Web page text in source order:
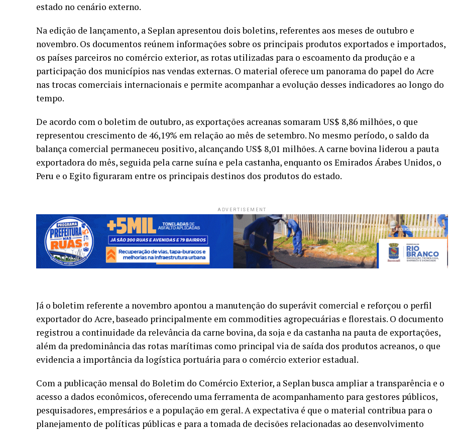
estado no cenário externo.
Na edição de lançamento, a Seplan apresentou dois boletins, referentes aos meses de outubro e
novembro. Os documentos reúnem informações sobre os principais produtos exportados e importados,
os países parceiros no comércio exterior, as rotas utilizadas para o escoamento da produção e a
participação dos municípios nas vendas externas. O material oferece um panorama do papel do Acre
nas trocas comerciais internacionais e permite acompanhar a evolução desses indicadores ao longo do
tempo.
De acordo com o boletim de outubro, as exportações acreanas somaram US$ 8,86 milhões, o que
representou crescimento de 46,19% em relação ao mês de setembro. No mesmo período, o saldo da
balança comercial permaneceu positivo, alcançando US$ 8,01 milhões. A carne bovina liderou a pauta
exportadora do mês, seguida pela carne suína e pela castanha, enquanto os Emirados Árabes Unidos, o
Peru e o Egito figuraram entre os principais destinos dos produtos do estado.
ADVERTISEMENT
Já o boletim referente a novembro apontou a manutenção do superávit comercial e reforçou o perfil
exportador do Acre, baseado principalmente em commodities agropecuárias e florestais. O documento
registrou a continuidade da relevância da carne bovina, da soja e da castanha na pauta de exportações,
além da predominância das rotas marítimas como principal via de saída dos produtos acreanos, o que
evidencia a importância da logística portuária para o comércio exterior estadual.
Com a publicação mensal do Boletim do Comércio Exterior, a Seplan busca ampliar a transparência e o
acesso a dados econômicos, oferecendo uma ferramenta de acompanhamento para gestores públicos,
pesquisadores, empresários e a população em geral. A expectativa é que o material contribua para o
planejamento de políticas públicas e para a tomada de decisões relacionadas ao desenvolvimento